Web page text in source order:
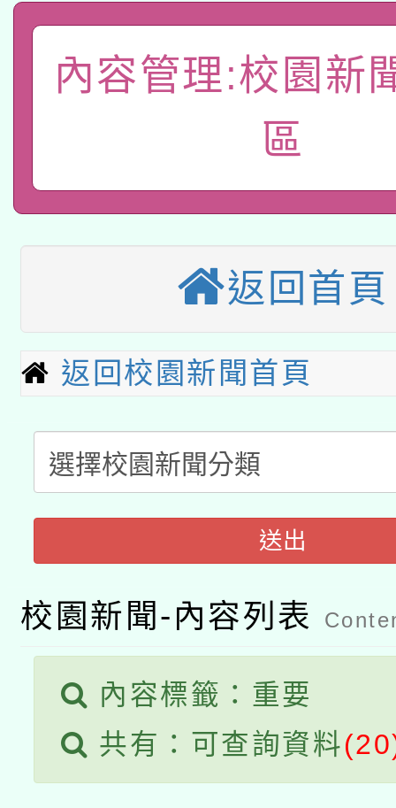
一案。
答一案
有關本府115年70歲以
人員健康講座「吃得安
心」，鼓勵退休同仁踴
本校115學年度第2次
本館辦理115年度閱讀
暨閱讀推動專業研習
科技賦能─人工智慧
礎課程
A3數位素養講師名單
本校115學年度第1次
第3次招考甄選結果公
本校115學年度第2次
次招考甄選結果公告(
有關原住民族委員會
一案。
答一案
有關本府115年70歲以
人員健康講座「吃得安
心」，鼓勵退休同仁踴
案。
本校115學年度第2次
招甄選結果公告(無人
招)
適應運動共學行動站研
本館辦理115年度閱讀
暨閱讀推動專業研習
科技賦能─人工智慧
礎課程
A3數位素養講師名單
內容管理:校園新
區
返回首頁
返回校園新聞首頁
送出
校園新聞-內容列表
內容標籤：重要
共有：可查詢資料